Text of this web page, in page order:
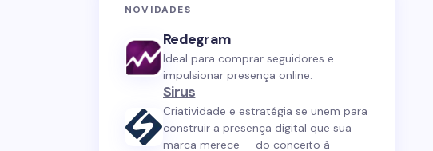
NOVIDADES
Redegram
Ideal para comprar seguidores e
impulsionar presença online.
Sirus
Criatividade e estratégia se unem para
construir a presença digital que sua
marca merece — do conceito à